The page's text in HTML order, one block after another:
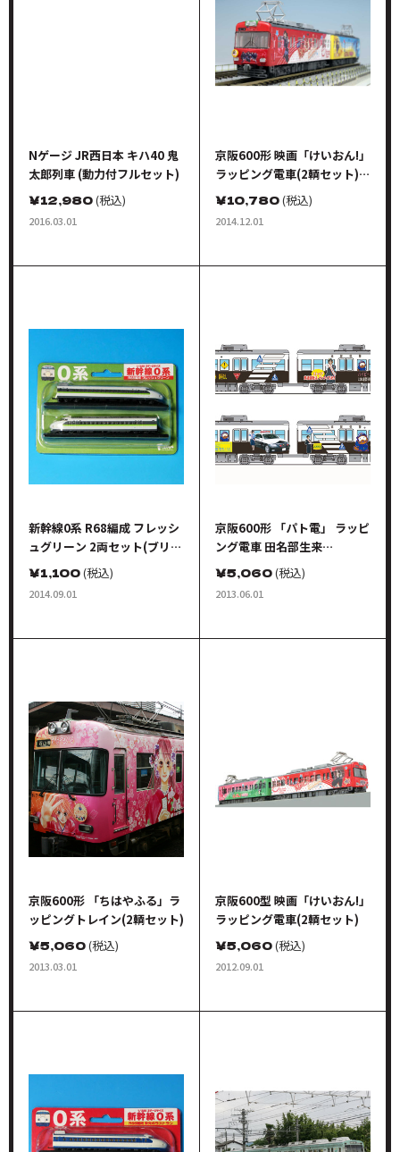
Nゲージ JR西日本 キハ40 鬼
太郎列車 (動力付フルセット)
￥12,980(税込)
2016.03.01
京阪600形 映画「けいおん!」
ラッピング電車(2輌セット)
完成品
￥10,780(税込)
2014.12.01
新幹線0系 R68編成 フレッシ
ュグリーン 2両セット(ブリス
ターパッケージ仕様)
￥1,100(税込)
2014.09.01
京阪600形 「パト電」 ラッピ
ング電車 田名部生来
(AKB48) 2輌セット
￥5,060(税込)
2013.06.01
京阪600形 「ちはやふる」ラ
ッピングトレイン(2輌セット)
￥5,060(税込)
2013.03.01
京阪600型 映画「けいおん!」
ラッピング電車(2輌セット)
￥5,060(税込)
2012.09.01